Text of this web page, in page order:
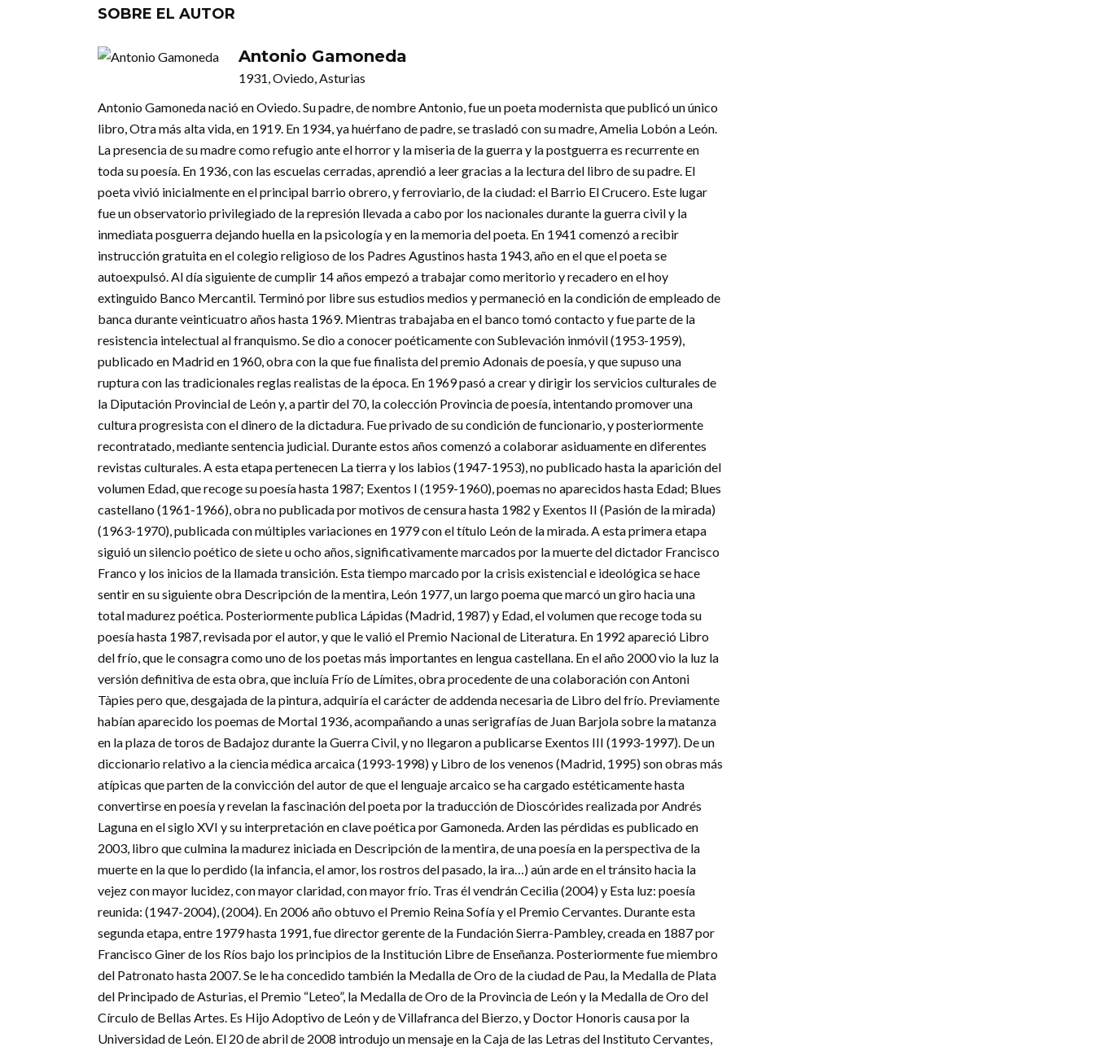
SOBRE EL AUTOR
Antonio Gamoneda
1931, Oviedo, Asturias
Antonio Gamoneda nació en Oviedo. Su padre, de nombre Antonio, fue un poeta modernista que publicó un único
libro, Otra más alta vida, en 1919. En 1934, ya huérfano de padre, se trasladó con su madre, Amelia Lobón a León.
La presencia de su madre como refugio ante el horror y la miseria de la guerra y la postguerra es recurrente en
toda su poesía. En 1936, con las escuelas cerradas, aprendió a leer gracias a la lectura del libro de su padre. El
poeta vivió inicialmente en el principal barrio obrero, y ferroviario, de la ciudad: el Barrio El Crucero. Este lugar
fue un observatorio privilegiado de la represión llevada a cabo por los nacionales durante la guerra civil y la
inmediata posguerra dejando huella en la psicología y en la memoria del poeta. En 1941 comenzó a recibir
instrucción gratuita en el colegio religioso de los Padres Agustinos hasta 1943, año en el que el poeta se
autoexpulsó. Al día siguiente de cumplir 14 años empezó a trabajar como meritorio y recadero en el hoy
extinguido Banco Mercantil. Terminó por libre sus estudios medios y permaneció en la condición de empleado de
banca durante veinticuatro años hasta 1969. Mientras trabajaba en el banco tomó contacto y fue parte de la
resistencia intelectual al franquismo. Se dio a conocer poéticamente con Sublevación inmóvil (1953-1959),
publicado en Madrid en 1960, obra con la que fue finalista del premio Adonais de poesía, y que supuso una
ruptura con las tradicionales reglas realistas de la época. En 1969 pasó a crear y dirigir los servicios culturales de
la Diputación Provincial de León y, a partir del 70, la colección Provincia de poesía, intentando promover una
cultura progresista con el dinero de la dictadura. Fue privado de su condición de funcionario, y posteriormente
recontratado, mediante sentencia judicial. Durante estos años comenzó a colaborar asiduamente en diferentes
revistas culturales. A esta etapa pertenecen La tierra y los labios (1947-1953), no publicado hasta la aparición del
volumen Edad, que recoge su poesía hasta 1987; Exentos I (1959-1960), poemas no aparecidos hasta Edad; Blues
castellano (1961-1966), obra no publicada por motivos de censura hasta 1982 y Exentos II (Pasión de la mirada)
(1963-1970), publicada con múltiples variaciones en 1979 con el título León de la mirada. A esta primera etapa
siguió un silencio poético de siete u ocho años, significativamente marcados por la muerte del dictador Francisco
Franco y los inicios de la llamada transición. Esta tiempo marcado por la crisis existencial e ideológica se hace
sentir en su siguiente obra Descripción de la mentira, León 1977, un largo poema que marcó un giro hacia una
total madurez poética. Posteriormente publica Lápidas (Madrid, 1987) y Edad, el volumen que recoge toda su
poesía hasta 1987, revisada por el autor, y que le valió el Premio Nacional de Literatura. En 1992 apareció Libro
del frío, que le consagra como uno de los poetas más importantes en lengua castellana. En el año 2000 vio la luz la
versión definitiva de esta obra, que incluía Frío de Límites, obra procedente de una colaboración con Antoni
Tàpies pero que, desgajada de la pintura, adquiría el carácter de addenda necesaria de Libro del frío. Previamente
habían aparecido los poemas de Mortal 1936, acompañando a unas serigrafías de Juan Barjola sobre la matanza
en la plaza de toros de Badajoz durante la Guerra Civil, y no llegaron a publicarse Exentos III (1993-1997). De un
diccionario relativo a la ciencia médica arcaica (1993-1998) y Libro de los venenos (Madrid, 1995) son obras más
atípicas que parten de la convicción del autor de que el lenguaje arcaico se ha cargado estéticamente hasta
convertirse en poesía y revelan la fascinación del poeta por la traducción de Dioscórides realizada por Andrés
Laguna en el siglo XVI y su interpretación en clave poética por Gamoneda. Arden las pérdidas es publicado en
2003, libro que culmina la madurez iniciada en Descripción de la mentira, de una poesía en la perspectiva de la
muerte en la que lo perdido (la infancia, el amor, los rostros del pasado, la ira…) aún arde en el tránsito hacia la
vejez con mayor lucidez, con mayor claridad, con mayor frío. Tras él vendrán Cecilia (2004) y Esta luz: poesía
reunida: (1947-2004), (2004). En 2006 año obtuvo el Premio Reina Sofía y el Premio Cervantes. Durante esta
segunda etapa, entre 1979 hasta 1991, fue director gerente de la Fundación Sierra-Pambley, creada en 1887 por
Francisco Giner de los Ríos bajo los principios de la Institución Libre de Enseñanza. Posteriormente fue miembro
del Patronato hasta 2007. Se le ha concedido también la Medalla de Oro de la ciudad de Pau, la Medalla de Plata
del Principado de Asturias, el Premio “Leteo”, la Medalla de Oro de la Provincia de León y la Medalla de Oro del
Círculo de Bellas Artes. Es Hijo Adoptivo de León y de Villafranca del Bierzo, y Doctor Honoris causa por la
Universidad de León. El 20 de abril de 2008 introdujo un mensaje en la Caja de las Letras del Instituto Cervantes,